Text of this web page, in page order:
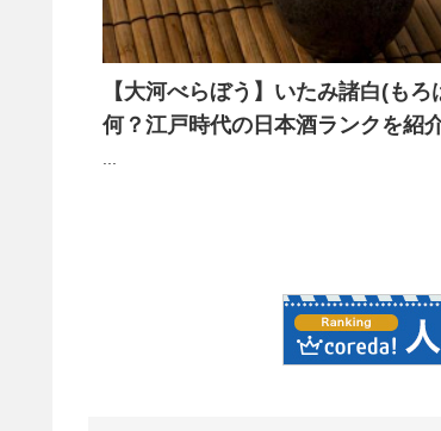
【大河べらぼう】いたみ諸白(もろ
何？江戸時代の日本酒ランクを紹